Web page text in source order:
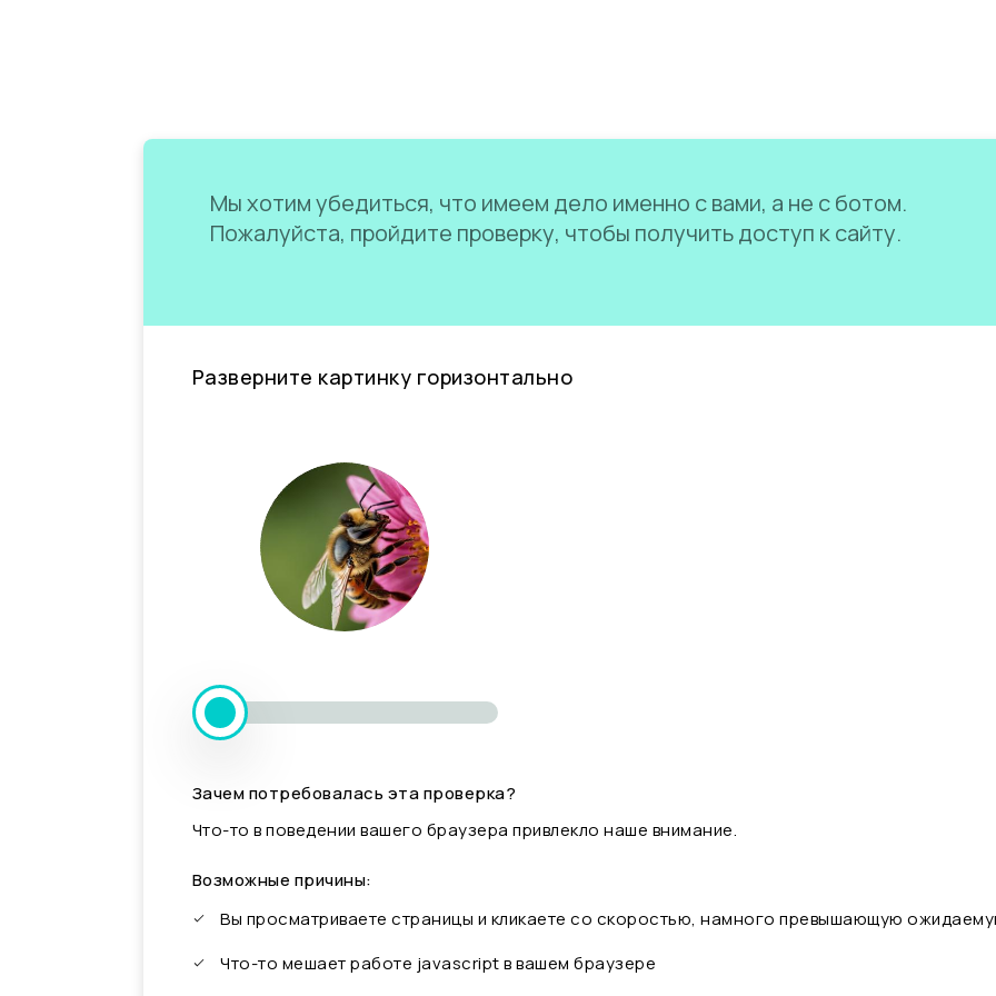
Мы хотим убедиться, что имеем дело именно с вами, а не с ботом.
Пожалуйста, пройдите проверку, чтобы получить доступ к сайту.
Разверните картинку горизонтально
Зачем потребовалась эта проверка?
Что-то в поведении вашего браузера привлекло наше внимание.
Возможные причины:
Вы просматриваете страницы и кликаете со скоростью, намного превышающую
Что-то мешает работе javascript в вашем браузере